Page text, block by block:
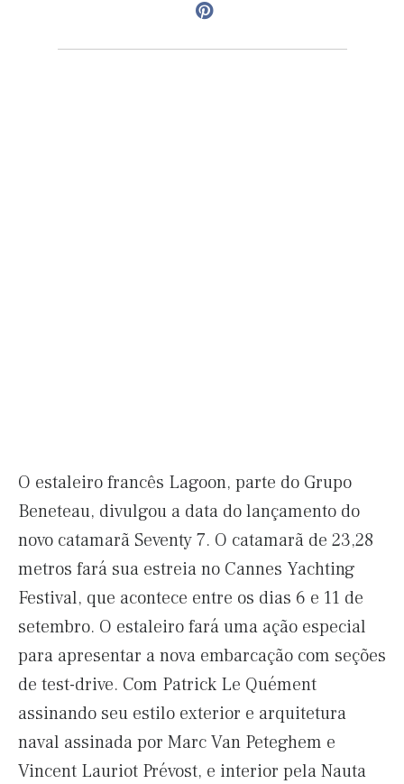
O estaleiro francês Lagoon, parte do Grupo
Beneteau, divulgou a data do lançamento do
novo catamarã Seventy 7. O catamarã de 23,28
metros fará sua estreia no Cannes Yachting
Festival, que acontece entre os dias 6 e 11 de
setembro. O estaleiro fará uma ação especial
para apresentar a nova embarcação com seções
de test-drive. Com Patrick Le Quément
assinando seu estilo exterior e arquitetura
naval assinada por Marc Van Peteghem e
Vincent Lauriot Prévost, e interior pela Nauta